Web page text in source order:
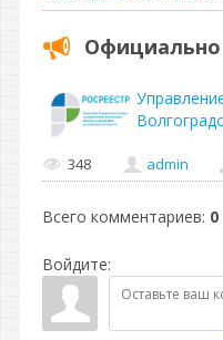
Официально
348 admin
Всего комментариев: 0
Войдите: